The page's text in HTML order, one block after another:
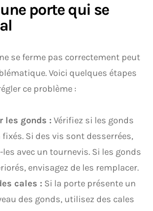
porte qui se
se ferme pas correctement peut
Voici quelques étapes
ce problème :
les gonds : Vérifiez si les gonds
Si des vis sont desserrées,
les avec un tournevis. Si les gonds
envisagez de les remplacer.
cales : Si la porte présente un
des gonds, utilisez des cales